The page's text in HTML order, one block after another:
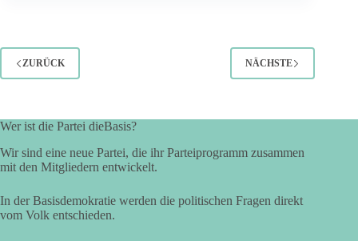
ZURÜCK NÄCHSTE
Wer ist die Partei dieBasis?
Wir sind eine neue Partei, die ihr Parteiprogramm zusammen
mit den Mitgliedern entwickelt.
In der Basisdemokratie werden die politischen Fragen direkt
vom Volk entschieden.